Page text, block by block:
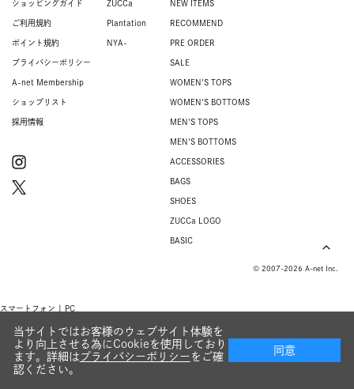
ショッピングガイド
ご利用規約
ポイント規約
プライバシーポリシー
A-net Membership
ショップリスト
採用情報
ZUCCa
Plantation
NYA-
NEW ITEMS
RECOMMEND
PRE ORDER
SALE
WOMEN'S TOPS
WOMEN'S BOTTOMS
MEN'S TOPS
MEN'S BOTTOMS
ACCESSORIES
BAGS
SHOES
ZUCCa LOGO
BASIC
© 2007-2026 A-net Inc.
スマートフォン | PC
当サイトではお客様のウェブサイト体験を
より向上させる為にCookieを使用しており
ます。詳細は プライバシーポリシー をご確
認ください。
同意